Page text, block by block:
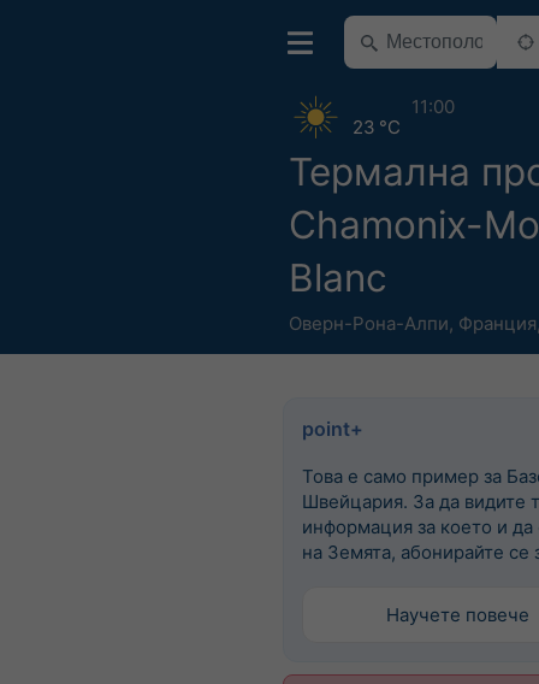
Термална
Chamonix-
Blanc
Оверн-Рона-Алпи, Франция
23 °C
11:00
point+
Това е само пример за
Швейцария. За да видите
информация за което и да
на Земята, абонирайте се
Научете повече